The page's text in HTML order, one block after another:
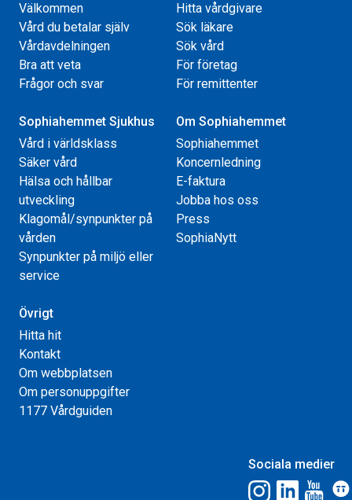
Välkommen
Vård du betalar själv
Vårdavdelningen
Bra att veta
Frågor och svar
Hitta vårdgivare
Sök läkare
Sök vård
För företag
För remittenter
Sophiahemmet Sjukhus
Vård i världsklass
Säker vård
Hälsa och hållbar
utveckling
Klagomål/synpunkter på
vården
Synpunkter på miljö eller
service
Om Sophiahemmet
Sophiahemmet
Koncernledning
E-faktura
Jobba hos oss
Press
SophiaNytt
Övrigt
Hitta hit
Kontakt
Om webbplatsen
Om personuppgifter
1177 Vårdguiden
Sociala medier